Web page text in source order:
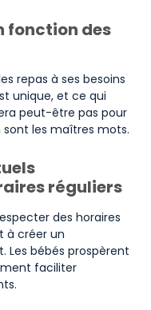
fonction des
repas à ses besoins
unique, et ce qui
peut-être pas pour
sont les maîtres mots.
réguliers
des horaires
à créer un
Les bébés prospèrent
faciliter